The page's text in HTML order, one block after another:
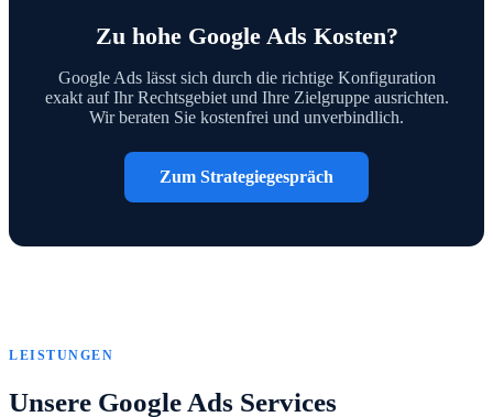
Zu hohe Google Ads Kosten?
Google Ads lässt sich durch die richtige Konfiguration
exakt auf Ihr Rechtsgebiet und Ihre Zielgruppe ausrichten.
Wir beraten Sie kostenfrei und unverbindlich.
Zum Strategiegespräch
LEISTUNGEN
Unsere Google Ads Services